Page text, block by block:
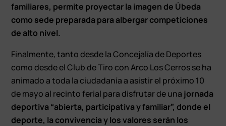
familiares, permite proyectar la imagen de Úbeda
como sede preparada para albergar competiciones
de alto nivel.
Finalmente, tanto desde la Concejalía de Deportes
como desde el Club de Tiro con Arco Los Cerros se ha
animado a toda la ciudadanía a asistir el próximo 10
de mayo al recinto ferial para disfrutar de una jornada
deportiva “abierta, participativa y familiar”, donde el
deporte, la convivencia y los valores serán los